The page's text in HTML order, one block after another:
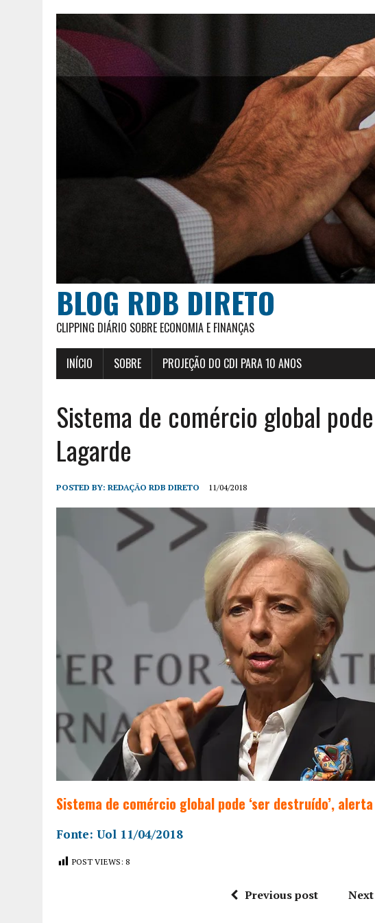
BLOG RDB DIRETO
CLIPPING DIÁRIO SOBRE ECONOMIA E FINANÇAS
INÍCIO SOBRE PROJEÇÃO DO CDI PARA 10 ANOS
Sistema de comércio global
Lagarde
POSTED BY: REDAÇÃO RDB DIRETO 11/04/2018
Sistema de comércio global pode ‘ser destruído’,
Fonte: Uol 11/04/2018
POST VIEWS: 8
Previous post